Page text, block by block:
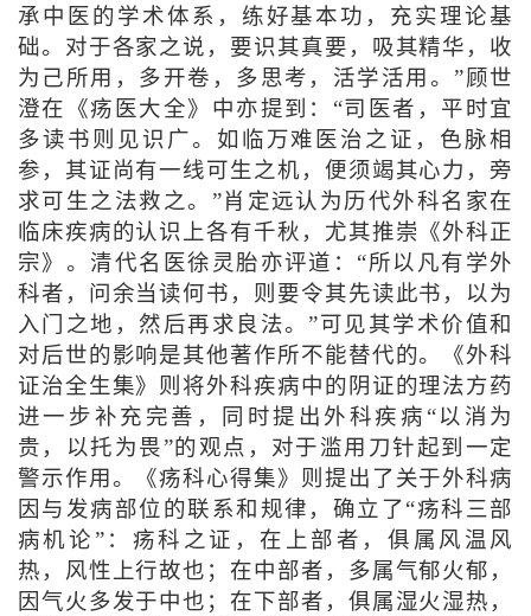
承中医的学术体系，练好基本功，充实理论基
础。对于各家之说，要识其真要，吸其精华，收
为己所用，多开卷，多思考，活学活用。”顾世
澄在《疡医大全》中亦提到：“司医者，平时宜
多读书则见识广。如临万难医治之证，色脉相
参，其证尚有一线可生之机，便须竭其心力，旁
求可生之法救之。”肖定远认为历代外科名家在
临床疾病的认识上各有千秋，尤其推崇《外科正
宗》。清代名医徐灵胎亦评道：“所以凡有学外
科者，问余当读何书，则要令其先读此书，以为
入门之地，然后再求良法。”可见其学术价值和
对后世的影响是其他著作所不能替代的。《外科
证治全生集》则将外科疾病中的阴证的理法方药
进一步补充完善，同时提出外科疾病“以消为
贵，以托为畏”的观点，对于滥用刀针起到一定
警示作用。《疡科心得集》则提出了关于外科病
因与发病部位的联系和规律，确立了“疡科三部
病机论”：疡科之证，在上部者，俱属风温风
热，风性上行故也；在中部者，多属气郁火郁，
因气火多发于中也；在下部者，俱属湿火湿热，